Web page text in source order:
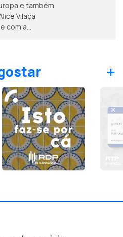
e também
Vilaça
com a
+